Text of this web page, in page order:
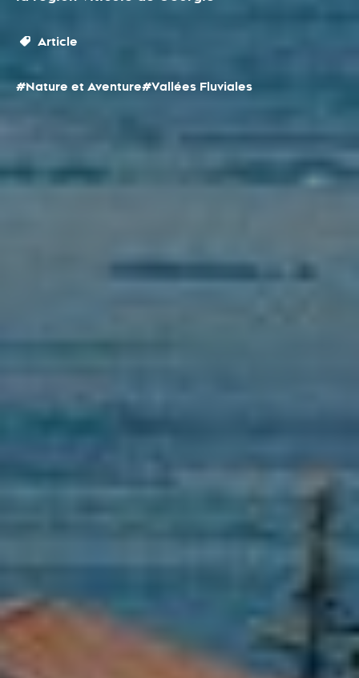
Article
#Nature et Aventure#Vallées Fluviales